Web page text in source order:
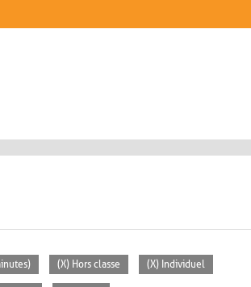
(X) Hors classe (X) Individuel